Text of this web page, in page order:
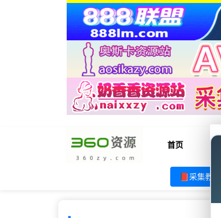
首页
📕采集教程